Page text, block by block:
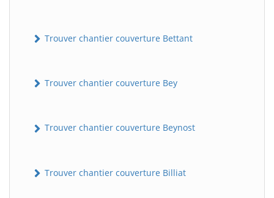
Trouver chantier couverture Bettant
Trouver chantier couverture Bey
Trouver chantier couverture Beynost
Trouver chantier couverture Billiat